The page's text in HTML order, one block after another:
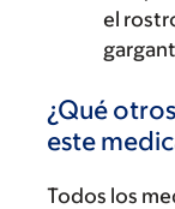
el
¿Qué
este
Todos los